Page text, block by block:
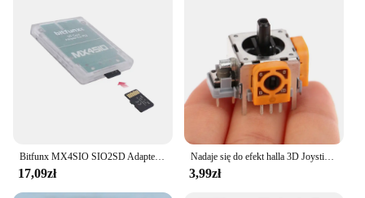
17,09zł
Nadaje się do efekt halla 3D Joystick moduł kontroler dla XBOX360 PS2 PS3 czujnik analogowy potencjometr DIY akcesoria
3,99zł